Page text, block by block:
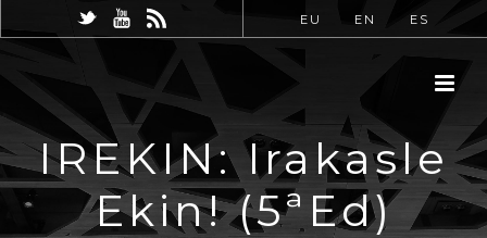
EU EN ES
IREKIN: Irakasle
Ekin! (5ªEd)